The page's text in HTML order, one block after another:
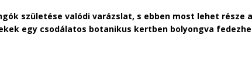
születése valódi varázslat, s ebben most lehet
egy csodálatos botanikus kertben bolyongva